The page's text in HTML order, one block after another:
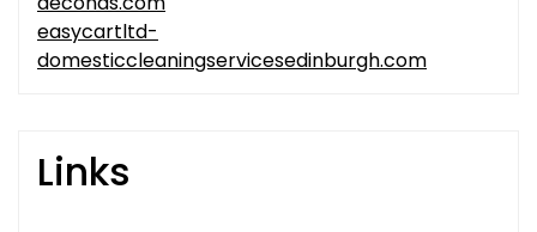
easycartltd-
domesticcleaningservicesedinburgh.com
Links